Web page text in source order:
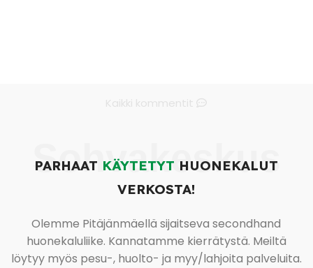
Sohvakeskus
PARHAAT KÄYTETYT HUONEKALUT
VERKOSTA!
Olemme Pitäjänmäellä sijaitseva secondhand
huonekaluliike. Kannatamme kierrätystä. Meiltä
löytyy myös pesu-, huolto- ja myy/lahjoita palveluita.